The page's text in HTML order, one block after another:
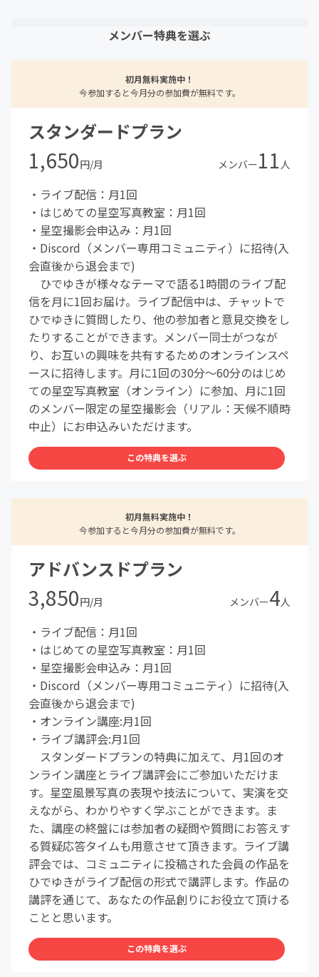
メンバー特典を選ぶ
初月無料実施中！
今参加すると今月分の参加費が無料です。
スタンダードプラン
1,650円/月 メンバー11 人
・ライブ配信：月1回
・はじめての星空写真教室：月1回
・星空撮影会申込み：月1回
・Discord（メンバー専用コミュニティ）に招待(入
会直後から退会まで)
ひでゆきが様々なテーマで語る1時間のライブ配
信を月に1回お届け。ライブ配信中は、チャットで
ひでゆきに質問したり、他の参加者と意見交換をし
たりすることができます。メンバー同士がつなが
り、お互いの興味を共有するためのオンラインスペ
ースに招待します。月に1回の30分～60分のはじめ
ての星空写真教室（オンライン）に参加、月に1回
のメンバー限定の星空撮影会（リアル：天候不順時
中止）にお申込みいただけます。
この特典を選ぶ
初月無料実施中！
今参加すると今月分の参加費が無料です。
アドバンスドプラン
3,850円/月 メンバー4人
・ライブ配信：月1回
・はじめての星空写真教室：月1回
・星空撮影会申込み：月1回
・Discord（メンバー専用コミュニティ）に招待(入
会直後から退会まで)
・オンライン講座:月1回
・ライブ講評会:月1回
スタンダードプランの特典に加えて、月1回のオ
ンライン講座とライブ講評会にご参加いただけま
す。星空風景写真の表現や技法について、実演を交
えながら、わかりやすく学ぶことができます。ま
た、講座の終盤には参加者の疑問や質問にお答えす
る質疑応答タイムも用意させて頂きます。ライブ講
評会では、コミュニティに投稿された会員の作品を
ひでゆきがライブ配信の形式で講評します。作品の
講評を通じて、あなたの作品創りにお役立て頂ける
ことと思います。
この特典を選ぶ